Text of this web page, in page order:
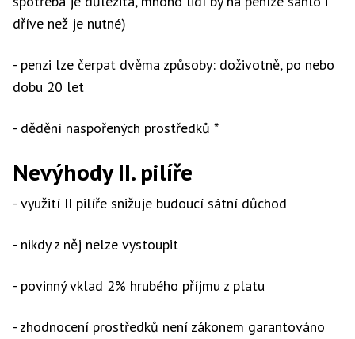
dříve než je nutné)
- penzi lze čerpat dvěma způsoby: doživotně, po nebo
dobu 20 let
- dědění naspořených prostředků *
Nevýhody II. pilíře
- využití II pilíře snižuje budoucí sátní důchod
- nikdy z něj nelze vystoupit
- povinný vklad 2% hrubého příjmu z platu
- zhodnocení prostředků není zákonem garantováno